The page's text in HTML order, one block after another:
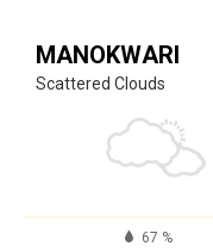
MANOKWARI
Scattered Clouds
67 %